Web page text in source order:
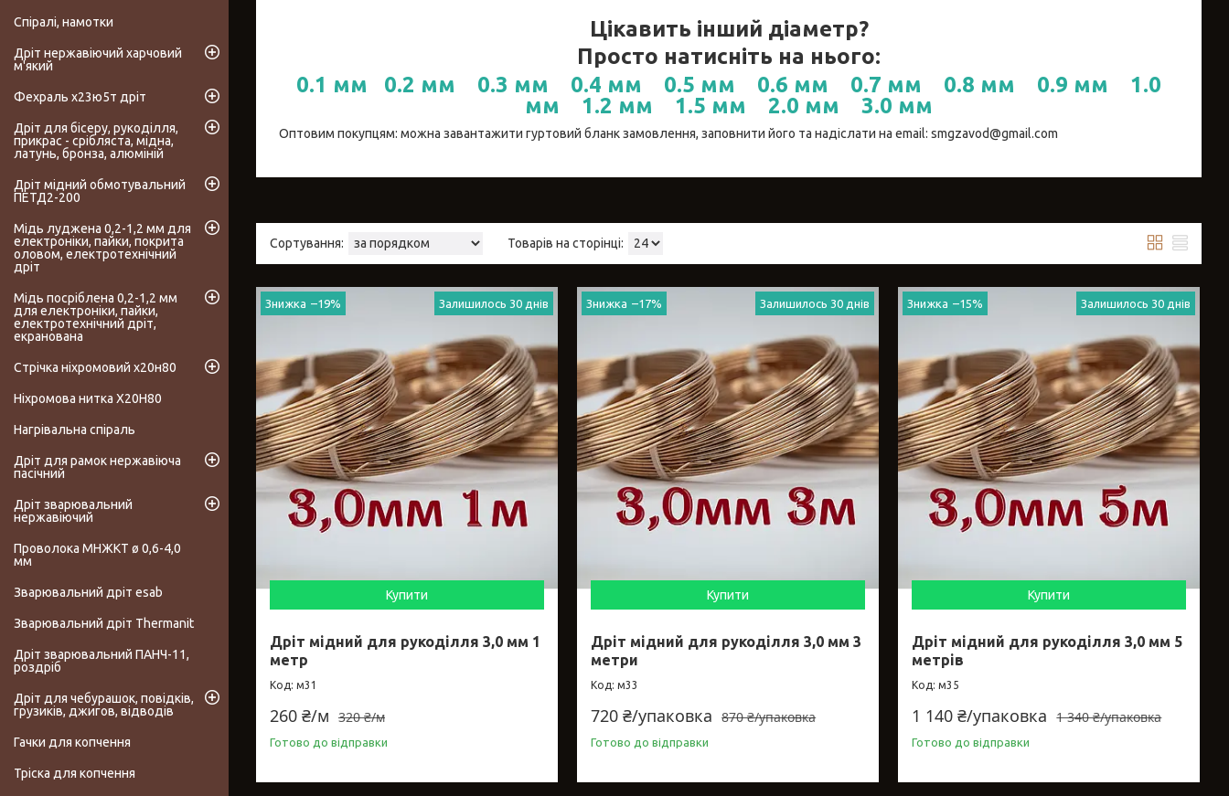
Цікавить інший діаметр?
Просто натисніть на нього:
0.1 мм
0.2 мм 0.3 мм 0.4 мм 0.5 мм 0.6 мм 0.7 мм 0.8 мм 0.9 мм
1.0
мм
1.2 мм 1.5 мм 2.0 мм 3.0 мм
Оптовим покупцям: можна завантажити гуртовий бланк замовлення, заповнити його та надіслати на email: smgzavod@gmail.com
–19% Залишилось 30 днів
Купити
Дріт мідний для рукоділля 3,0 мм 1
метр
м31
320 ₴/м
260 ₴/м
Готово до відправки
–17% Залишилось 30 днів
Купити
Дріт мідний для рукоділля 3,0 мм 3
метри
м33
870 ₴/упаковка
720 ₴/упаковка
Готово до відправки
–15% Залишилось 30 днів
Купити
Дріт мідний для рукоділля 3,0 мм 5
метрів
м35
1 340 ₴/упаковка
1 140 ₴/упаковка
Готово до відправки
Спіралі, намотки
Дріт нержавіючий харчовий
м'який
Фехраль х23ю5т дріт
Дріт для бісеру, рукоділля,
прикрас - срібляста, мідна,
латунь, бронза, алюміній
Дріт мідний обмотувальний
ПЕТД2-200
Мідь луджена 0,2-1,2 мм для
електроніки, пайки, покрита
оловом, електротехнічний
дріт
Мідь посріблена 0,2-1,2 мм
для електроніки, пайки,
електротехнічний дріт,
екранована
Стрічка ніхромовий х20н80
Ніхромова нитка Х20Н80
Нагрівальна спіраль
Дріт для рамок нержавіюча
пасічний
Дріт зварювальний
нержавіючий
Проволока МНЖКТ ø 0,6-4,0
мм
Зварювальний дріт esab
Зварювальний дріт Thermanit
Дріт зварювальний ПАНЧ-11,
роздріб
Дріт для чебурашок, повідків,
грузиків, джигов, відводів
Гачки для копчення
Тріска для копчення